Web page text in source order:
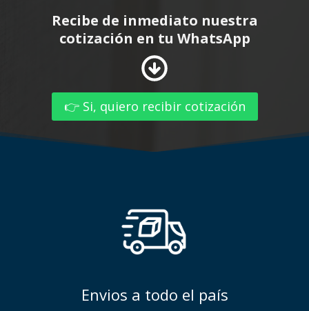
Recibe de inmediato nuestra
cotización en tu WhatsApp
👉 Si, quiero recibir cotización
Envios a todo el país